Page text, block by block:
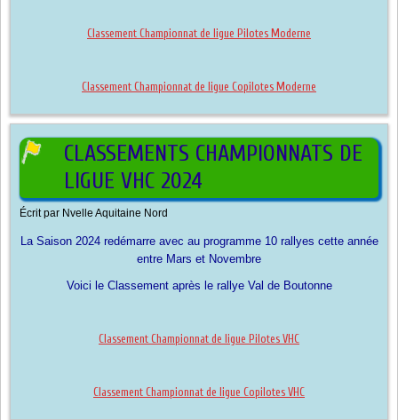
Classement Championnat de ligue Pilotes Moderne
Classement Championnat de ligue Copilotes Moderne
CLASSEMENTS CHAMPIONNATS DE
LIGUE VHC 2024
Écrit par Nvelle Aquitaine Nord
La Saison 2024 redémarre avec au programme 10 rallyes cette année
entre Mars et Novembre
Voici le Classement après le rallye Val de Boutonne
Classement Championnat de ligue Pilotes VHC
Classement Championnat de ligue Copilotes VHC